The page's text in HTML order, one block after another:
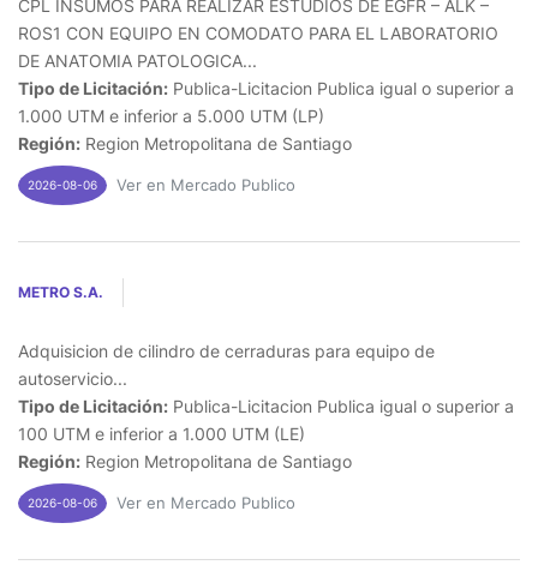
CPL INSUMOS PARA REALIZAR ESTUDIOS DE EGFR – ALK –
ROS1 CON EQUIPO EN COMODATO PARA EL LABORATORIO
DE ANATOMIA PATOLOGICA...
Tipo de Licitación: Publica-Licitacion Publica igual o superior a
1.000 UTM e inferior a 5.000 UTM (LP)
Región: Region Metropolitana de Santiago
2026-08-06 Ver en Mercado Publico
METRO S.A.
Adquisicion de cilindro de cerraduras para equipo de
autoservicio...
Tipo de Licitación: Publica-Licitacion Publica igual o superior a
100 UTM e inferior a 1.000 UTM (LE)
Región: Region Metropolitana de Santiago
2026-08-06 Ver en Mercado Publico